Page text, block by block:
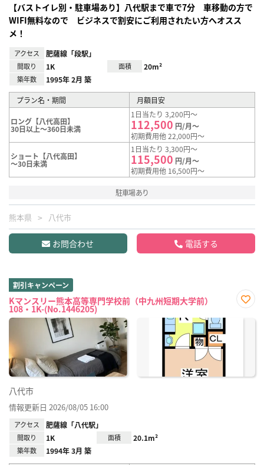
【バストイレ別・駐車場あり】八代駅まで車で7分 車移動の方で
WIFI無料なので ビジネスで割安にご利用されたい方へオスス
メ！
アクセス 肥薩線「段駅」
間取り 1K 面積 20m²
築年数 1995年 2月 築
プラン名・期間 月額目安
ロング【八代高田】
30日以上～360日未満
1日当たり 3,200円～
112,500 円/月～
初期費用他 22,000円～
ショート【八代高田】
～30日未満
1日当たり 3,300円～
115,500 円/月～
初期費用他 16,500円～
駐車場あり
熊本県 八代市
お問合わせ 電話する
割引キャンペーン
Kマンスリー熊本高等専門学校前（中九州短期大学前）
108・1K-(No.1446205)
に入
八代市
情報更新日 2026/08/05 16:00
アクセス 肥薩線「八代駅」
間取り 1K 面積 20.1m²
築年数 1994年 3月 築